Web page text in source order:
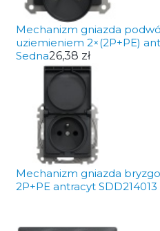
Mechanizm gniazda
uziemieniem 2×(2P+PE)
Sedna26,38 zł
Mechanizm gniazda
2P+PE antracyt SDD214013